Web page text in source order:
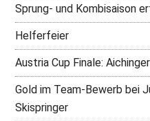
Sprung- und Kombisaison
Helferfeier
Austria Cup Finale:
Gold im Team-Bewerb bei
Skispringer